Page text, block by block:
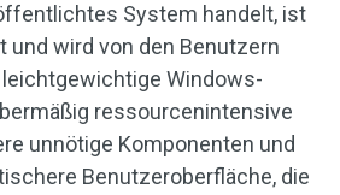
System handelt, ist
und wird von den Benutzern
Windows-
ressourcenintensive
unnötige Komponenten und
Benutzeroberfläche, die